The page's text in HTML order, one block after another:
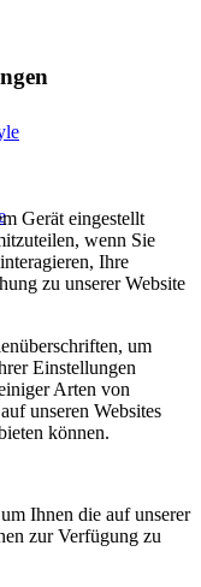
Gerät eingestellt
wenn Sie
Ihre
zu unserer Website
um
Einstellungen
Arten von
unseren Websites
können.
Ihnen die auf unserer
zur Verfügung zu